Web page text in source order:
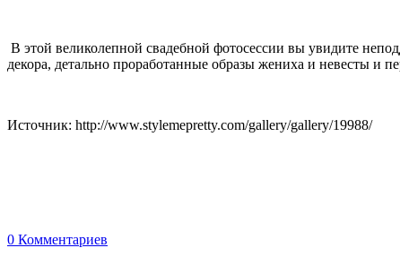
В этой великолепной свадебной фотосессии вы увидите
декора, детально проработанные образы жениха и невесты и
Источник: http://www.stylemepretty.com/gallery/gallery/19988/
0 Комментариев